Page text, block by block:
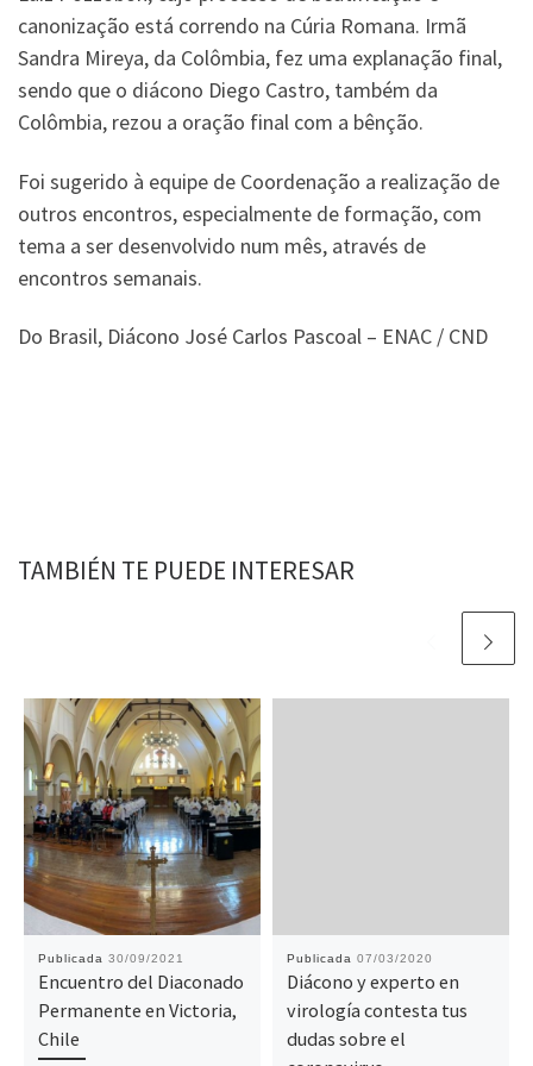
canonização está correndo na Cúria Romana. Irmã
Sandra Mireya, da Colômbia, fez uma explanação final,
sendo que o diácono Diego Castro, também da
Colômbia, rezou a oração final com a bênção.
Foi sugerido à equipe de Coordenação a realização de
outros encontros, especialmente de formação, com
tema a ser desenvolvido num mês, através de
encontros semanais.
Do Brasil, Diácono José Carlos Pascoal – ENAC / CND
TAMBIÉN TE PUEDE INTERESAR
Publicada 30/09/2021
Encuentro del Diaconado
Permanente en Victoria,
Chile
Publicada 07/03/2020
Diácono y experto en
virología contesta tus
dudas sobre el